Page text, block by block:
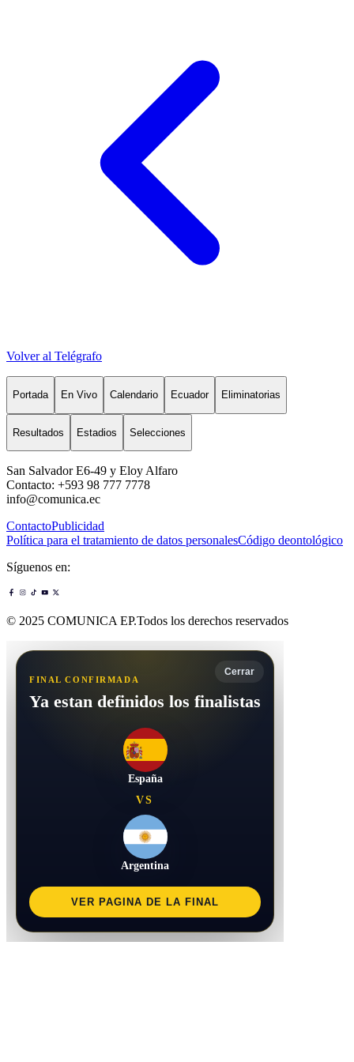
Volver al Telégrafo
Portada En Vivo Calendario Ecuador Eliminatorias
Resultados Estadios Selecciones
San Salvador E6-49 y Eloy Alfaro
Contacto: +593 98 777 7778
info@comunica.ec
ContactoPublicidad
Política para el tratamiento de datos personalesCódigo deontológico
Síguenos en:
© 2025 COMUNICA EP.Todos los derechos reservados
Cerrar
FINAL CONFIRMADA
Ya estan definidos los finalistas
España
VS
Argentina
VER PAGINA DE LA FINAL